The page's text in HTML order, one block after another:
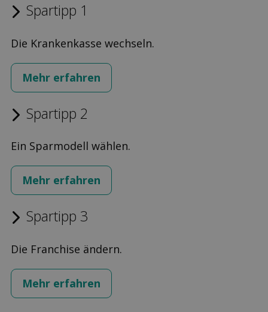
Spartipp 1
Die Krankenkasse wechseln.
Mehr erfahren
Spartipp 2
Ein Sparmodell wählen.
Mehr erfahren
Spartipp 3
Die Franchise ändern.
Mehr erfahren